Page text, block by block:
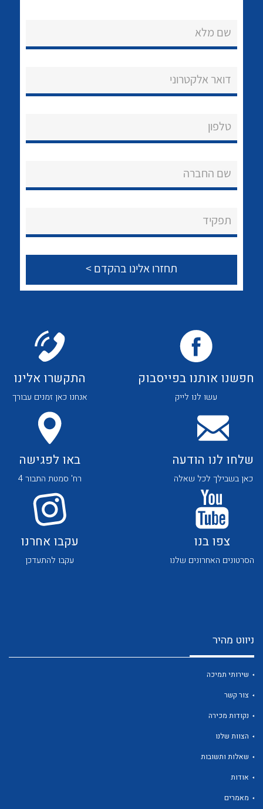
About Ateka Ltd.
צור קשר
לכל מוצרי היצרן
לכל מוצרי היצרן לכל מוצרי היצרן
לכל מוצרי היצרן לכל מוצרי היצרן
לכל מוצרי היצרן לכל מוצרי היצרן
שם מלא
דואר אלקטרוני
טלפון
שם החברה
תפקיד
חפשנו אותנו בפייסבוק
עשו לנו לייק
התקשרו אלינו
אנחנו כאן זמנים עבורך
שלחו לנו הודעה
כאן בשבילך לכל שאלה
באו לפגישה
רח' סמטת התבור 4
צפו בנו
הסרטונים האחרונים שלנו
עקבו אחרנו
עקבו להתעדכן
ניווט מהיר
שירותי תמיכה
צור קשר
נקודות מכירה
הצוות שלנו
שאלות ותשובות
אודות
מאמרים